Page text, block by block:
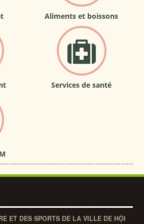
Aliments et boissons
Services de santé
ET DES SPORTS DE LA VILLE DE HỘI